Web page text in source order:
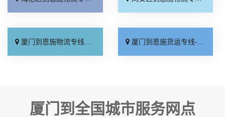
厦门到恩施物流专线_要几天到「高速快运」 厦门到恩施货运专线-厦门到恩施物流公司_专线直达「价格实惠」
厦门到全国城市服务网点